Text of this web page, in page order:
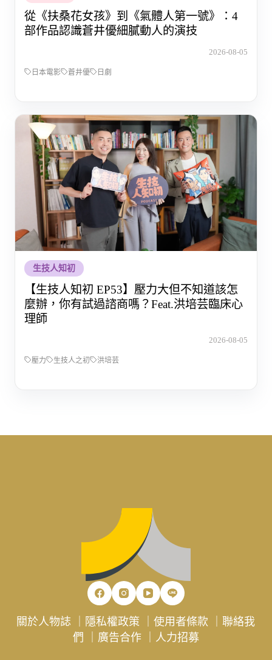
從《扶桑花女孩》到《氣體人第一號》：4
部作品認識蒼井優細膩動人的演技
2026-08-05
日本電影 蒼井優 日劇
生技人知初
【生技人知初 EP53】壓力大但不知道該怎
麼辦，你有試過諮商嗎？Feat.洪培芸臨床心
理師
2026-08-05
壓力 生技人之初 洪培芸
關於人物誌 隱私權政策 ｜使用者條款 ｜聯絡我
們
廣告合作｜ 人力招募